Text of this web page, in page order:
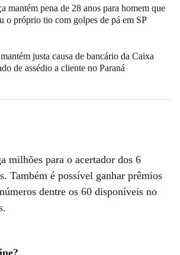
mantém pena de 28 anos para homem que
o próprio tio com golpes de pá em SP
justa causa de bancário da Caixa
de assédio a cliente no Paraná
milhões para o acertador dos 6
Também é possível ganhar prêmios
dentre os 60 disponíveis no